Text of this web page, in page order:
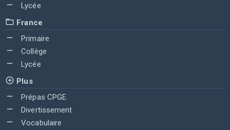
Lycée
France
Primaire
Collège
Lycée
Plus
Prépas CPGE
Divertissement
Vocabulaire